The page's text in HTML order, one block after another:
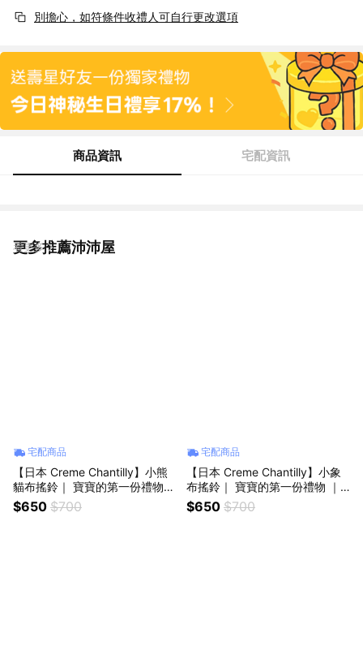
別擔心，如符條件收禮人可自行更改選項
商品資訊 宅配資訊
更多推薦沛沛屋
看更多
宅配商品
【日本 Creme Chantilly】小熊
貓布搖鈴｜ 寶寶的第一份禮物
｜ 新生兒禮物、滿月禮、彌月
禮、生日禮、週歲禮
$650 $700
宅配商品
【日本 Creme Chantilly】小象
布搖鈴｜ 寶寶的第一份禮物 ｜
新生兒禮物、滿月禮、彌月禮、
生日禮、週歲禮
$650 $700